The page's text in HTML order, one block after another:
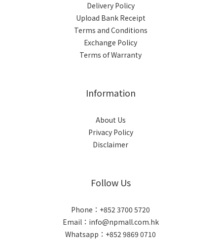
Delivery Policy
Upload Bank Receipt
Terms and Conditions
Exchange Policy
Terms of Warranty
Information
About Us
Privacy Policy
Disclaimer
Follow Us
Phone：+852 3700 5720
Email：info@npmall.com.hk
Whatsapp：+852 9869 0710